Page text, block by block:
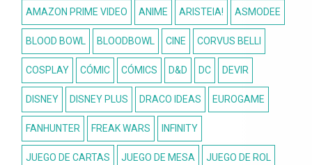
AMAZON PRIME VIDEO ANIME ARISTEIA! ASMODEE
BLOOD BOWL BLOODBOWL CINE CORVUS BELLI
COSPLAY CÓMIC CÓMICS D&D DC DEVIR
DISNEY DISNEY PLUS DRACO IDEAS EUROGAME
FANHUNTER FREAK WARS INFINITY
JUEGO DE CARTAS JUEGO DE MESA JUEGO DE ROL